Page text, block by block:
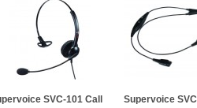
SVC-101 Call
Supervoice